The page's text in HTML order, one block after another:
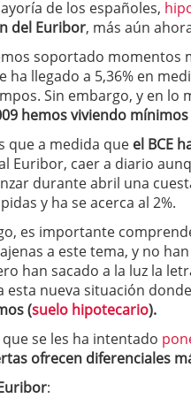
a los costes 21 de
¿Cuánto cuesta un software
de los españoles,
del Euribor, más aún
soportado momentos
ha llegado a 5,36% en
Sin embargo, y en lo
hemos viviendo
que a medida que el BCE
Euribor, caer a diario
durante abril una
y ha se acerca al 2%.
es importante
a este tema, y no
han sacado a la luz la
esta nueva situación
(suelo hipotecario).
se les ha intentado
ofrecen diferenciales
: